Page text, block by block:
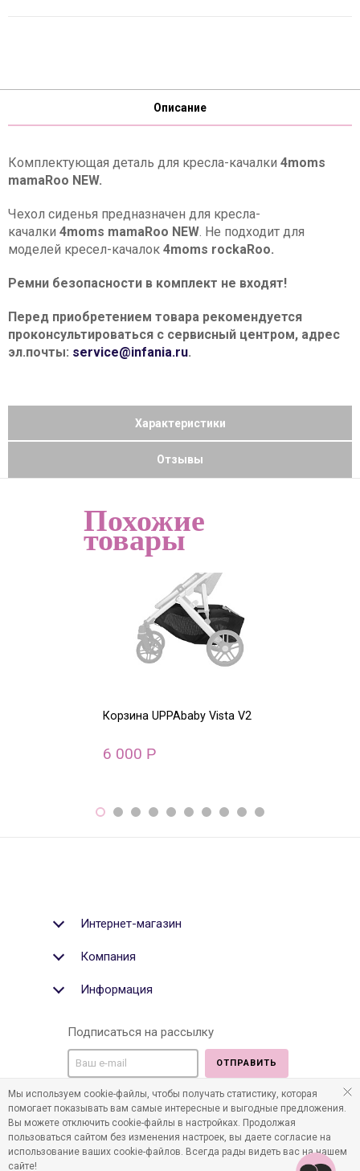
Описание
Комплектующая деталь для кресла-качалки 4moms
mamaRoo NEW.
Чехол сиденья предназначен для кресла-
качалки 4moms mamaRoo NEW. Не подходит для
моделей кресел-качалок 4moms rockaRoo.
Ремни безопасности в комплект не входят!
Перед приобретением товара рекомендуется
проконсультироваться с сервисный центром, адрес
эл.почты: service@infania.ru.
Характеристики
Отзывы
Похожие
товары
Корзина UPPAbaby Vista V2
6 000 Р
Интернет-магазин
Компания
Информация
Подписаться на рассылку
ОТПРАВИТЬ
Мы в социальных медиа:
Мы используем cookie-файлы, чтобы получать статистику, которая
помогает показывать вам самые интересные и выгодные предложения.
Вы можете отключить cookie-файлы в настройках. Продолжая
пользоваться сайтом без изменения настроек, вы даете согласие на
использование ваших cookie-файлов. Всегда рады видеть вас на нашем
сайте!